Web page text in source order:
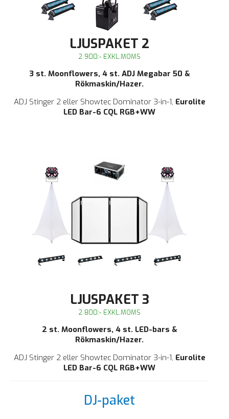
LJUSPAKET 2
2 900:- EXKL.MOMS
3 st. Moonflowers, 4 st. ADJ Megabar 50 &
Rökmaskin/Hazer.
ADJ Stinger 2 eller Showtec Dominator 3-in-1, Eurolite
LED Bar-6 CQL RGB+WW
LJUSPAKET 3
2 800:- EXKL.MOMS
2 st. Moonflowers, 4 st. LED-bars &
Rökmaskin/Hazer.
ADJ Stinger 2 eller Showtec Dominator 3-in-1, Eurolite
LED Bar-6 CQL RGB+WW
DJ-paket